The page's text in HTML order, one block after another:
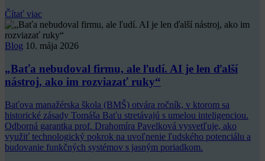
Čítať viac
Blog 10. mája 2026
„Baťa nebudoval firmu, ale ľudí. AI je len ďalší
nástroj, ako im rozviazať ruky“
Baťova manažérska škola (BMŠ) otvára ročník, v ktorom sa
historické zásady Tomáša Baťu stretávajú s umelou inteligenciou.
Odborná garantka prof. Drahomíra Pavelková vysvetľuje, ako
využiť technologický pokrok na uvoľnenie ľudského potenciálu a
budovanie funkčných systémov s jasným poriadkom.